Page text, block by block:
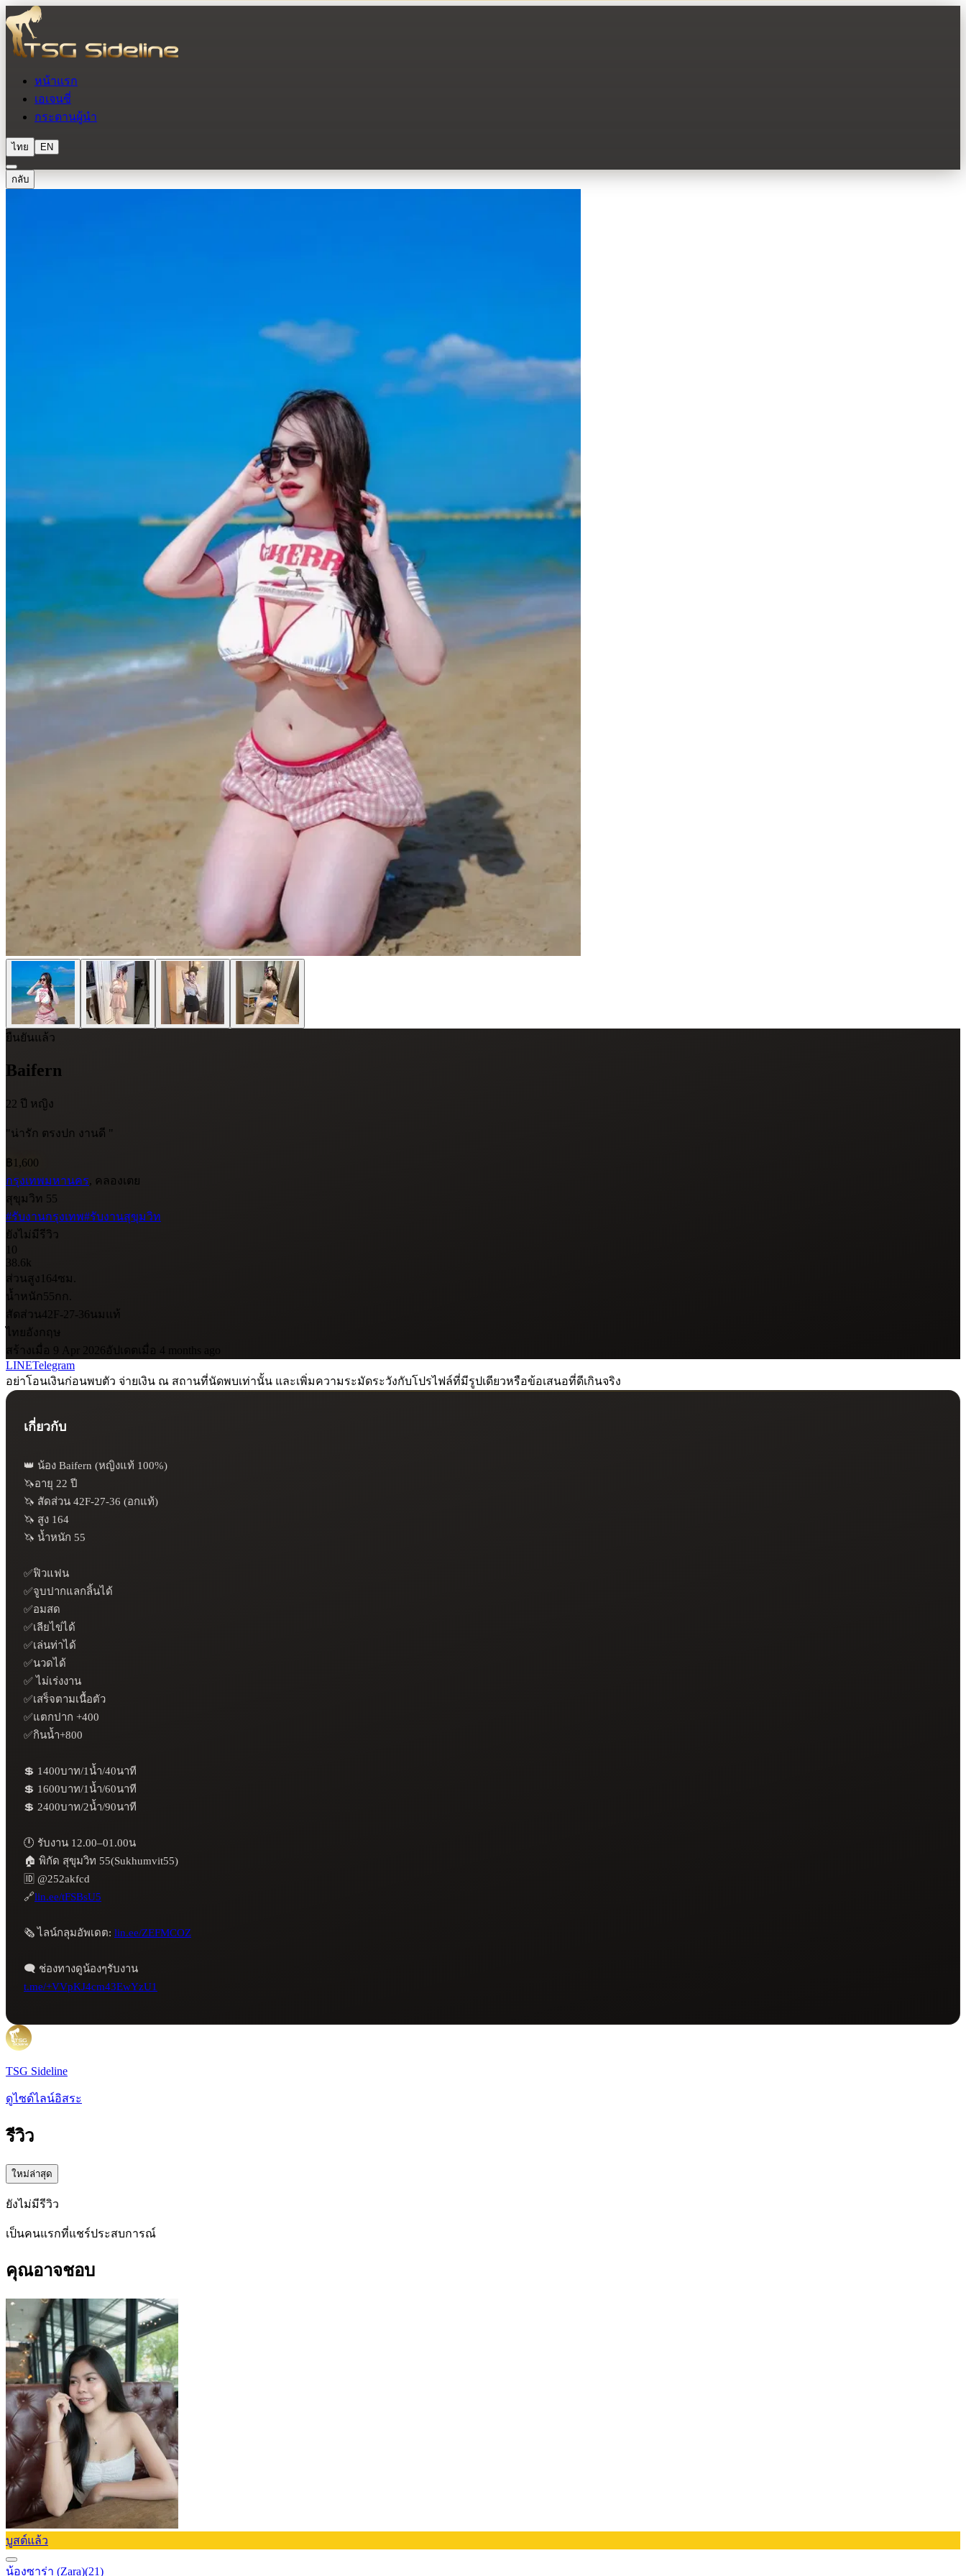
หน้าแรก
เอเจนซี่
กระดานผู้นำ
ไทย EN
กลับ
ยืนยันแล้ว
Baifern
22 ปี หญิง
"น่ารัก ตรงปก งานดี "
฿1,600
กรุงเทพมหานคร, คลองเตย
สุขุมวิท 55
#รับงานกรุงเทพ#รับงานสุขุมวิท
ยังไม่มีรีวิว
10
38.6k
ส่วนสูง 164ซม.
น้ำหนัก 55กก.
สัดส่วน42F-27-36นมแท้
ไทยอังกฤษ
สร้างเมื่อ 9 Apr 2026อัปเดตเมื่อ 4 months ago
LINETelegram
อย่าโอนเงินก่อนพบตัว จ่ายเงิน ณ สถานที่นัดพบเท่านั้น และเพิ่มความระมัดระวังกับโปรไฟล์ที่มีรูปเดียวหรือข้อเสนอที่ดีเกินจริง
เกี่ยวกับ
👑 น้อง Baifern (หญิงแท้ 100%)
🦄อายุ 22 ปี
🦄 สัดส่วน 42F-27-36 (อกแท้)
🦄 สูง 164
🦄 น้ำหนัก 55
✅ฟิวแฟน
✅จูบปากแลกลิ้นได้
✅อมสด
✅เลียไข่ได้
✅เล่นท่าได้
✅นวดได้
✅ ไม่เร่งงาน
✅เสร็จตามเนื้อตัว
✅แตกปาก +400
✅กินน้ำ+800
💲 1400บาท/1น้ำ/40นาที
💲 1600บาท/1น้ำ/60นาที
💲 2400บาท/2น้ำ/90นาที
🕛 รับงาน 12.00–01.00น
🏠 พิกัด สุขุมวิท 55(Sukhumvit55)
🆔 @252akfcd
🔗lin.ee/tFSBsU5
🗞️ ไลน์กลุมอัพเดต: lin.ee/ZEFMCOZ
t.me/+VVpKJ4cm43EwYzU1
TSG Sideline
ดูไซด์ไลน์อิสระ
รีวิว
ใหม่ล่าสุด
ยังไม่มีรีวิว
เป็นคนแรกที่แชร์ประสบการณ์
คุณอาจชอบ
บูสต์แล้ว
น้องซาร่า (Zara)(21)